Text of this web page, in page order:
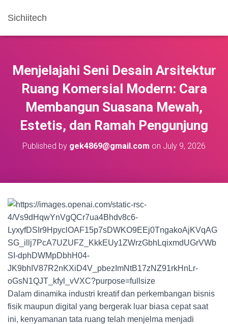
Sichiitech
Menjelajahi Seni Desain Arsitektur
Ruang Komersial Modern: Cara
Membangun Suasana Mewah,
Estetis, dan Ramah Pengunjung
Published by gek4869@gmail.com on July 9, 2026
Dalam dinamika industri kreatif dan perkembangan bisnis
fisik maupun digital yang bergerak luar biasa cepat saat
ini, kenyamanan tata ruang telah menjelma menjadi